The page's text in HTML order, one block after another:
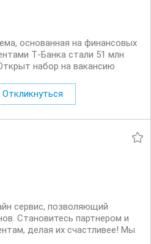
основанная на финансовых
Т‑Банка стали 51 млн
набор на вакансию
клиентов по
звонках...
Откликнуться
сервис, позволяющий
Становитесь партнером и
делая их счастливее! Мы